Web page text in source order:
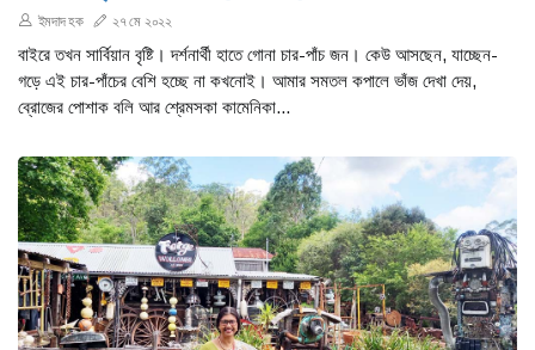
ইমদাদ হক ২৭ মে ২০২২
বাইরে তখন সার্বিয়ান বৃষ্টি। দর্শনার্থী হাতে গোনা চার-পাঁচ জন। কেউ আসছেন, যাচ্ছেন-
গড়ে এই চার-পাঁচের বেশি হচ্ছে না কখনোই। আমার সমতল কপালে ভাঁজ দেখা দেয়,
ব্রোজের পোশাক বলি আর শ্রেমসকা কামেনিকা...